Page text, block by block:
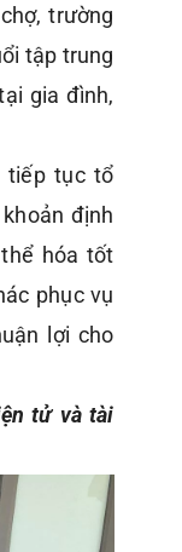
trường
tập trung
gia đình,
tiếp tục tổ
định
hóa tốt
phục vụ
lợi cho
tử và tài